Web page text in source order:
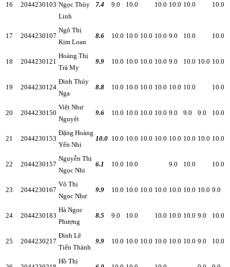
16 2044230103 Ngọc Thùy
Linh
7.4 9.0 10.0 10.0 10.0 10.0 10.0
17 2044230107
Ngô Thị
Kim Loan
8.6 10.0 10.0 10.0 10.0 9.0 10.0 10.0
18 2044230121
Hoàng Thị
Trà My
9.9 10.0 10.0 10.0 10.0 9.0 10.0 10.0 10.0
19 2044230124
Đinh Thúy
Nga
8.8 10.0 10.0 10.0 10.0 10.0 10.0 10.0
20 2044230150
Việt Như
Nguyệt
9.6 10.0 10.0 10.0 10.0 9.0 9.0 9.0 10.0
21 2044230153
Đặng Hoàng
Yến Nhi
10.0 10.0 10.0 10.0 10.0 10.0 10.0 10.0 10.0
22 2044230157
Nguyễn Thị
Ngọc Nhi
6.1 10.0 10.0 9.0 10.0 10.0
23 2044230167
Võ Thị
Ngọc Như
9.9 10.0 10.0 10.0 10.0 10.0 10.0 10.0 9.0
24 2044230183
Hà Ngọc
Phượng
8.5 9.0 10.0 10.0 10.0 10.0 9.0 10.0
25 2044230217
Đinh Lê
Tiến Thành
9.9 10.0 10.0 10.0 10.0 10.0 10.0 9.0 10.0
Hồ Thị